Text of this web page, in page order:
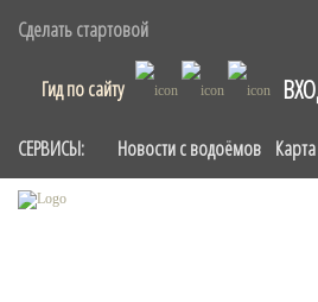
Сделать стартовой
Гид по сайту
СЕРВИСЫ: Новости с водоёмов Карта